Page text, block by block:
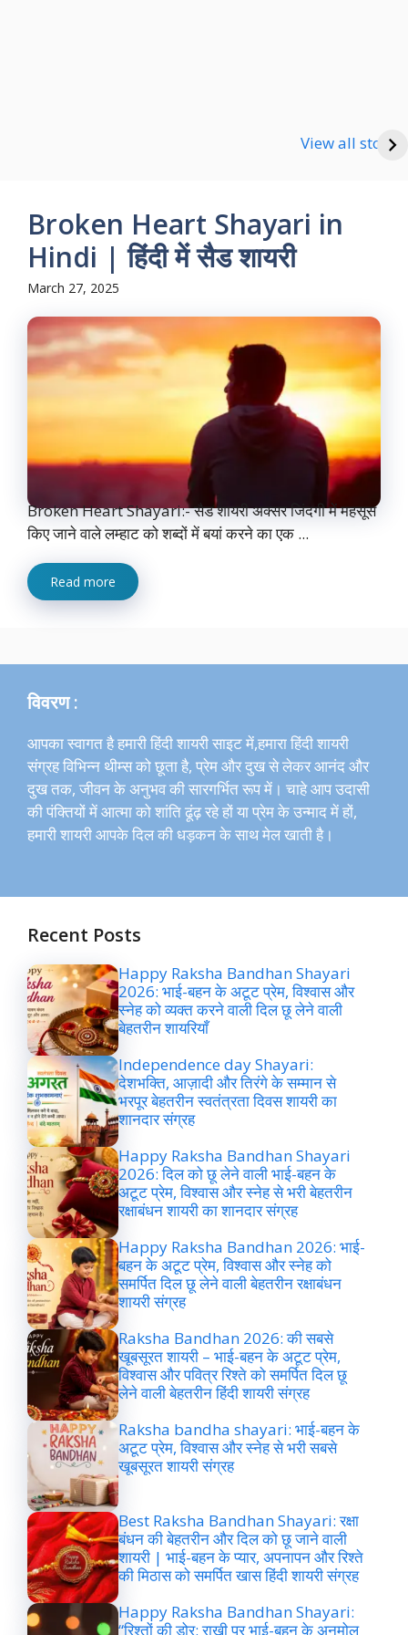
View all stories
Good Night Shayari
Broken Heart Shayari in
Hindi | हिंदी में सैड शायरी
March 27, 2025
Broken Heart Shayari:- सैड शायरी अक्सर जिंदगी में महसूस
किए जाने वाले लम्हाट को शब्दों में बयां करने का एक ...
Read more
विवरण :
आपका स्वागत है हमारी हिंदी शायरी साइट में,हमारा हिंदी शायरी
संग्रह विभिन्न थीम्स को छूता है, प्रेम और दुख से लेकर आनंद और
दुख तक, जीवन के अनुभव की सारगर्भित रूप में। चाहे आप उदासी
की पंक्तियों में आत्मा को शांति ढूंढ़ रहे हों या प्रेम के उन्माद में हों,
हमारी शायरी आपके दिल की धड़कन के साथ मेल खाती है।
Recent Posts
Happy Raksha Bandhan Shayari
2026: भाई-बहन के अटूट प्रेम, विश्वास और
स्नेह को व्यक्त करने वाली दिल छू लेने वाली
बेहतरीन शायरियाँ
Independence day Shayari:
देशभक्ति, आज़ादी और तिरंगे के सम्मान से
भरपूर बेहतरीन स्वतंत्रता दिवस शायरी का
शानदार संग्रह
Happy Raksha Bandhan Shayari
2026: दिल को छू लेने वाली भाई-बहन के
अटूट प्रेम, विश्वास और स्नेह से भरी बेहतरीन
रक्षाबंधन शायरी का शानदार संग्रह
Happy Raksha Bandhan 2026: भाई-
बहन के अटूट प्रेम, विश्वास और स्नेह को
समर्पित दिल छू लेने वाली बेहतरीन रक्षाबंधन
शायरी संग्रह
Raksha Bandhan 2026: की सबसे
खूबसूरत शायरी – भाई-बहन के अटूट प्रेम,
विश्वास और पवित्र रिश्ते को समर्पित दिल छू
लेने वाली बेहतरीन हिंदी शायरी संग्रह
Raksha bandha shayari: भाई-बहन के
अटूट प्रेम, विश्वास और स्नेह से भरी सबसे
खूबसूरत शायरी संग्रह
Best Raksha Bandhan Shayari: रक्षा
बंधन की बेहतरीन और दिल को छू जाने वाली
शायरी | भाई-बहन के प्यार, अपनापन और रिश्ते
की मिठास को समर्पित खास हिंदी शायरी संग्रह
Happy Raksha Bandhan Shayari:
“रिश्तों की डोर: राखी पर भाई-बहन के अनमोल